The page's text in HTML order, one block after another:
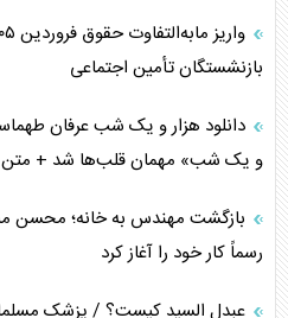
برنامه هفتم توسعه در نقطه کور
اوکراین بازوی مخرب آمریکا در
اهمیت راهبردی اردن برای آمریکا
بازنشستگان تأمین اجتماعی
دانلود هزار و یک شب عرفان
و یک شب» مهمان قلب‌ها شد +
بازگشت مهندس به خانه؛ محسن
رسماً کار خود را آغاز کرد
عبدل السید کیست؟ / پزشک مسلمان